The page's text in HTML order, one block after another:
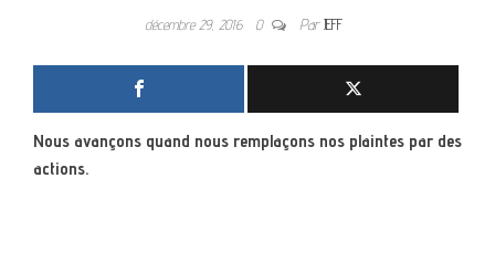
décembre 29, 2016 0 ParJEFF
Nous avançons quand nous remplaçons nos plaintes par des
actions.